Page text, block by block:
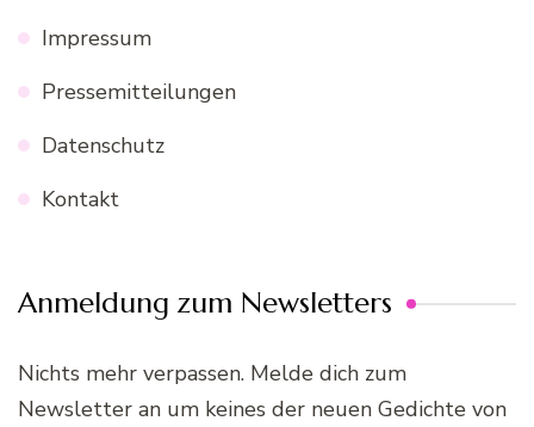
Impressum
Pressemitteilungen
Datenschutz
Kontakt
Anmeldung zum Newsletters
Nichts mehr verpassen. Melde dich zum
Newsletter an um keines der neuen Gedichte von